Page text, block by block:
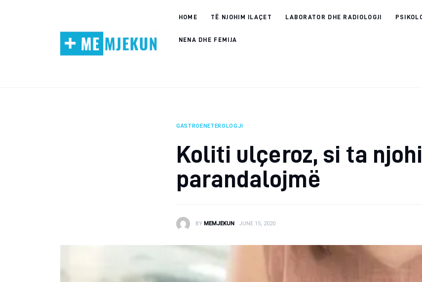
HOME TË NJOHIM ILAÇET LABORATOR DHE RADIOLOGJI
NENA DHE FEMIJA
GASTROENETEROLOGJI
Koliti ulçeroz, si ta
parandalojmë
BY MEMJEKUN JUNE 15, 2020